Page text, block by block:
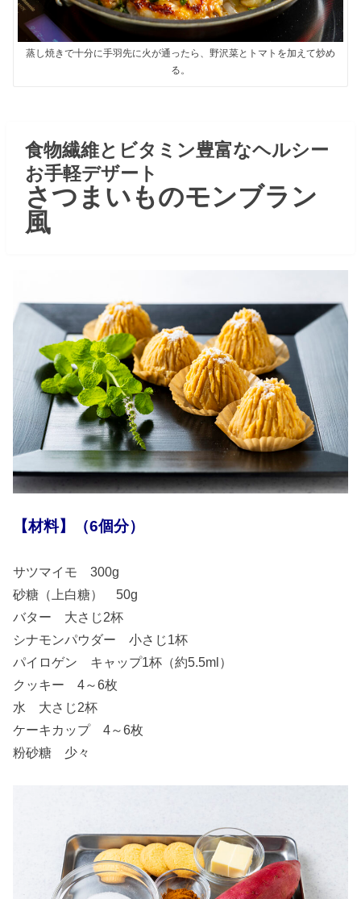
蒸し焼きで十分に手羽先に火が通ったら、野沢菜とトマトを加えて炒め
る。
食物繊維とビタミン豊富なヘルシー
お手軽デザート
さつまいものモンブラン
風
【材料】（6個分）
サツマイモ 300g
砂糖（上白糖） 50g
バター 大さじ2杯
シナモンパウダー 小さじ1杯
パイロゲン キャップ1杯（約5.5ml）
クッキー 4～6枚
水 大さじ2杯
ケーキカップ 4～6枚
粉砂糖 少々